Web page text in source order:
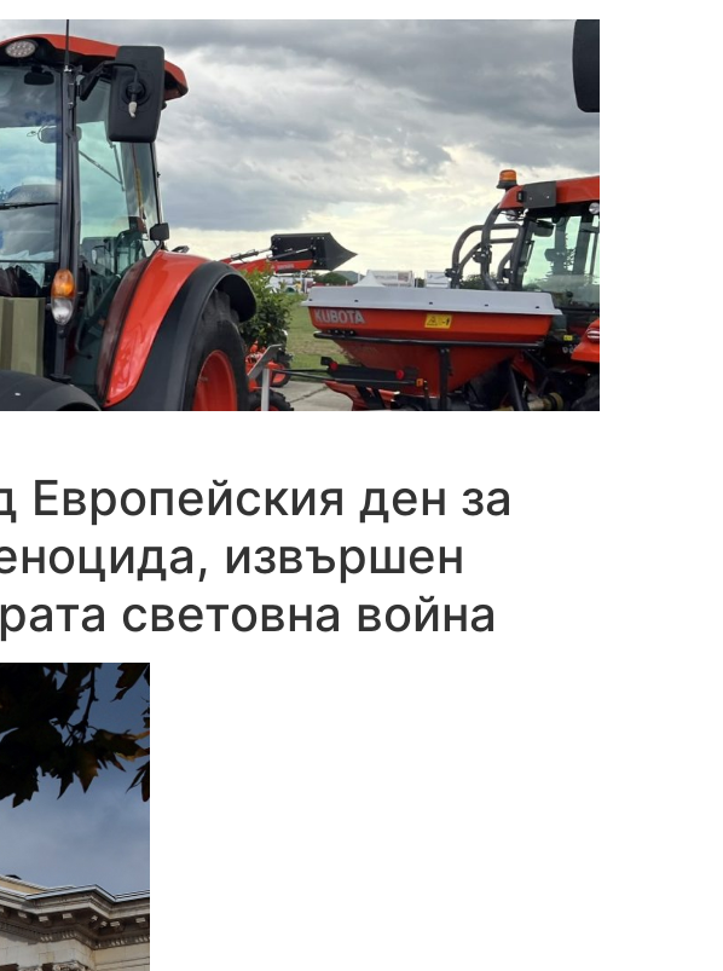
Европейския ден за
извършен
световна война